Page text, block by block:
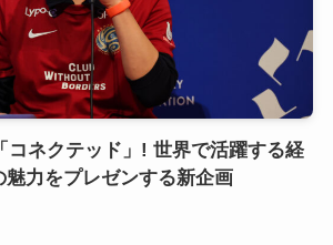
コネクテッド」! 世界で活躍する経
力をプレゼンする新企画